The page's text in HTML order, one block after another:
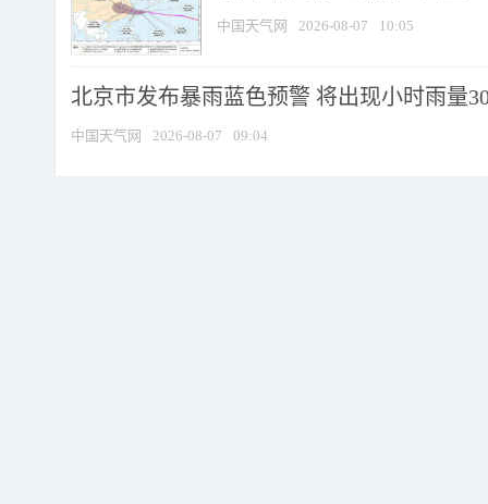
中国天气网 2026-08-07 10:05
北京市发布暴雨蓝色预警 将出现小时雨量
中国天气网 2026-08-07 09:04